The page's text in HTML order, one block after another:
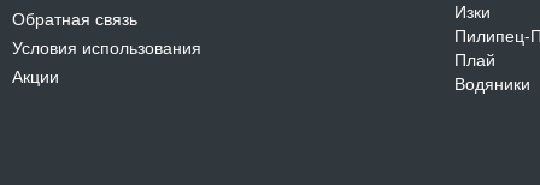
Обратная связь
Условия использования
Акции
Изки
Пилипец-
Плай
Водяники